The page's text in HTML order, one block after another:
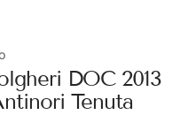
DOC 2013
Tenuta